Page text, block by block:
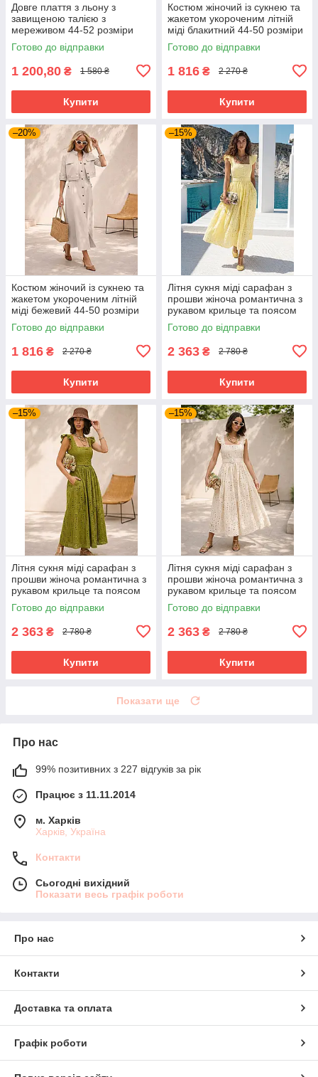
Довге плаття з льону з
завищеною талією з
мереживом 44-52 розміри
різні кольори
Готово до відправки
1 200,80 ₴ 1 580 ₴
Купити
Костюм жіночий із сукнею та
жакетом укороченим літній
міді блакитний 44-50 розміри
Готово до відправки
1 816 ₴ 2 270 ₴
Купити
–20%
Костюм жіночий із сукнею та
жакетом укороченим літній
міді бежевий 44-50 розміри
Готово до відправки
1 816 ₴ 2 270 ₴
Купити
–15%
Літня сукня міді сарафан з
прошви жіноча романтична з
рукавом крильце та поясом
42-48 розміри жовта
Готово до відправки
2 363 ₴ 2 780 ₴
Купити
–15%
Літня сукня міді сарафан з
прошви жіноча романтична з
рукавом крильце та поясом
42-48 розміри оливкова
Готово до відправки
2 363 ₴ 2 780 ₴
Купити
–15%
Літня сукня міді сарафан з
прошви жіноча романтична з
рукавом крильце та поясом
42-48 розміри бежева
Готово до відправки
2 363 ₴ 2 780 ₴
Купити
Показати ще
Про нас
99% позитивних з 227 відгуків за рік
Працює з 11.11.2014
м. Харків
Харків, Україна
Контакти
Сьогодні вихідний
Показати весь графік роботи
Про нас
Контакти
Доставка та оплата
Графік роботи